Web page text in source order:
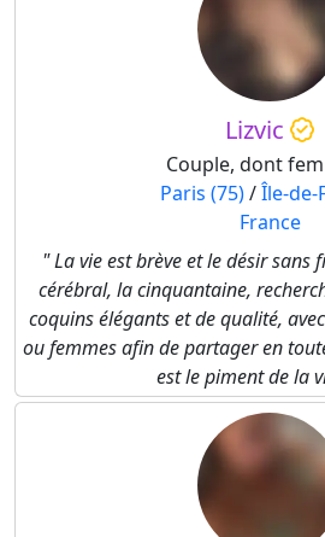
Lizvic
Couple, dont
Paris (75)/Île-de-
France
" La vie est brève et le désir sans
cérébral, la cinquantaine,
coquins élégants et de qualité,
ou femmes afin de partager en
est le piment de la